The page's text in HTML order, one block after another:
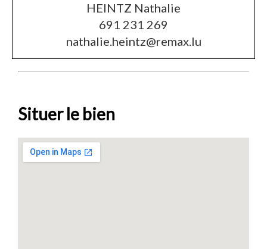
HEINTZ Nathalie
691 231 269
nathalie.heintz@remax.lu
Situer le bien